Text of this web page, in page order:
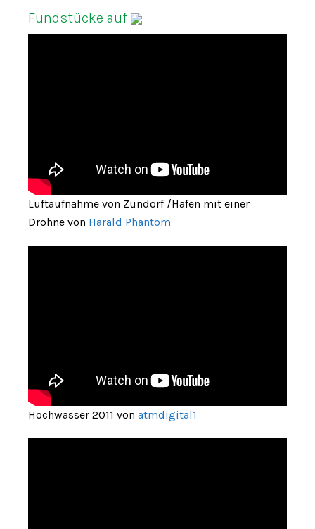
Fundstücke auf
Luftaufnahme von Zündorf /Hafen mit einer
Drohne von Harald Phantom
Hochwasser 2011 von atmdigital1